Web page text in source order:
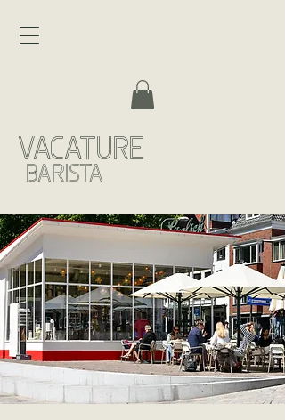
vacature
barista